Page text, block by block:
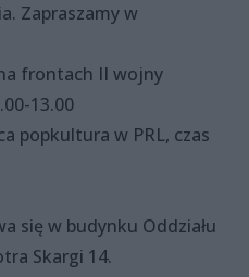
Zapraszamy w
frontach II wojny
13.00
popkultura w PRL, czas
się w budynku Oddziału
Skargi 14.